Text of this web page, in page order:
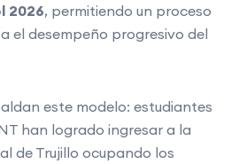
2026, permitiendo un proceso
el desempeño progresivo del
este modelo: estudiantes
han logrado ingresar a la
de Trujillo ocupando los